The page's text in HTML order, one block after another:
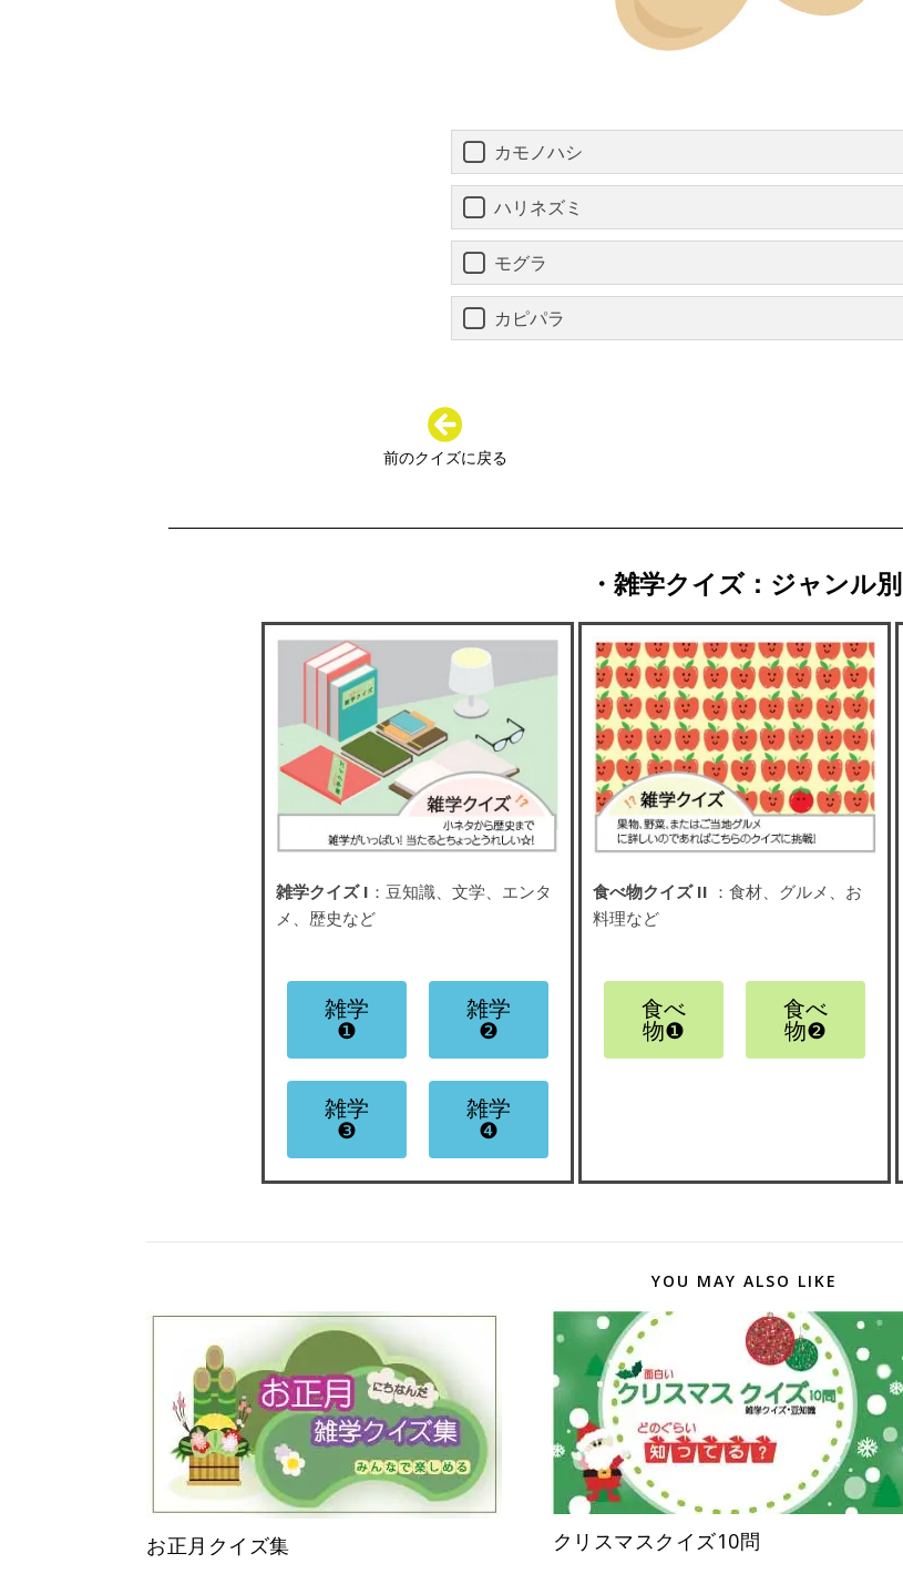
カモノハシ
ハリネズミ
モグラ
カピパラ
前のクイズに戻る
・雑学クイズ：ジャンル別
雑学クイズ I ：豆知識、文学、エンタ
メ、歴史など
雑学
❶
雑学
❷
雑学
❸
雑学
❹
食べ物クイズ II ：食材、グルメ、お
料理など
食べ
物❶
食べ
物❷
YOU MAY ALSO LIKE
お正月クイズ集 クリスマスクイズ10問